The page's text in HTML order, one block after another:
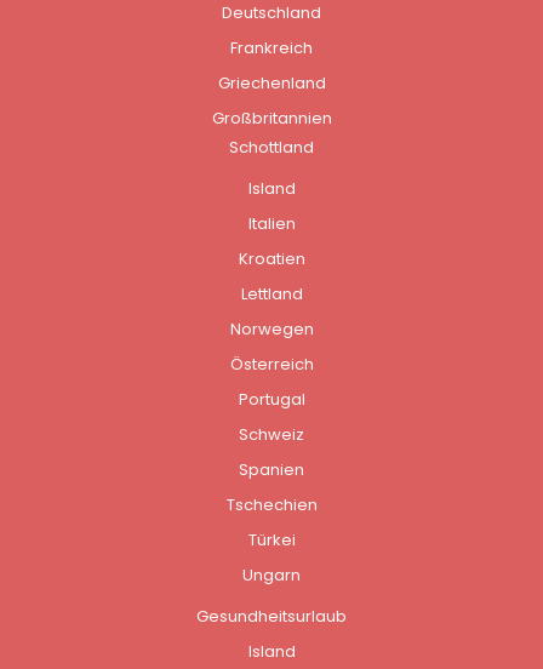
Deutschland
Frankreich
Griechenland
Großbritannien
Schottland
Island
Italien
Kroatien
Lettland
Norwegen
Österreich
Portugal
Schweiz
Spanien
Tschechien
Türkei
Ungarn
Gesundheitsurlaub
Island